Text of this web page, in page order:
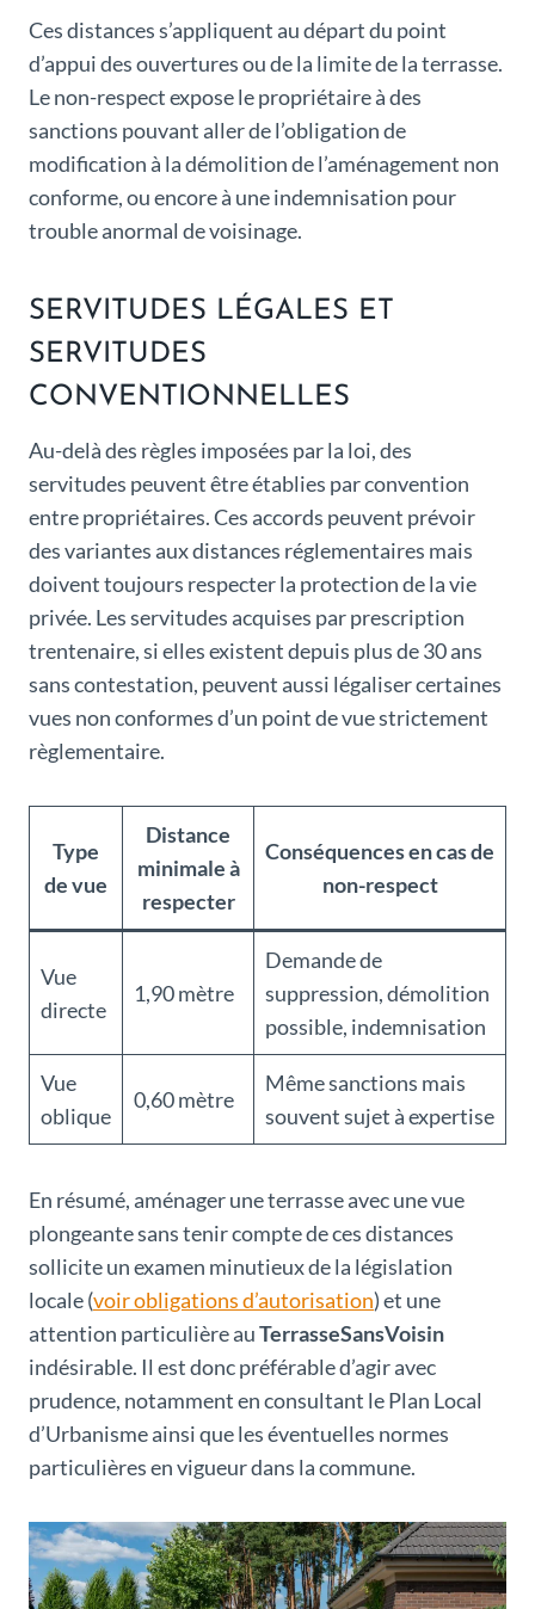
Ces distances s’appliquent au départ du point
d’appui des ouvertures ou de la limite de la terrasse.
Le non-respect expose le propriétaire à des
sanctions pouvant aller de l’obligation de
modification à la démolition de l’aménagement non
conforme, ou encore à une indemnisation pour
trouble anormal de voisinage.
SERVITUDES LÉGALES ET
SERVITUDES
CONVENTIONNELLES
Au-delà des règles imposées par la loi, des
servitudes peuvent être établies par convention
entre propriétaires. Ces accords peuvent prévoir
des variantes aux distances réglementaires mais
doivent toujours respecter la protection de la vie
privée. Les servitudes acquises par prescription
trentenaire, si elles existent depuis plus de 30 ans
sans contestation, peuvent aussi légaliser certaines
vues non conformes d’un point de vue strictement
règlementaire.
Type
de vue
Distance
minimale à
respecter
Conséquences en cas de
non-respect
Vue
directe
1,90 mètre
Demande de
suppression, démolition
possible, indemnisation
Vue
oblique
0,60 mètre
Même sanctions mais
souvent sujet à expertise
En résumé, aménager une terrasse avec une vue
plongeante sans tenir compte de ces distances
sollicite un examen minutieux de la législation
locale (voir obligations d’autorisation) et une
attention particulière auTerrasseSansVoisin
indésirable. Il est donc préférable d’agir avec
prudence, notamment en consultant le Plan Local
d’Urbanisme ainsi que les éventuelles normes
particulières en vigueur dans la commune.